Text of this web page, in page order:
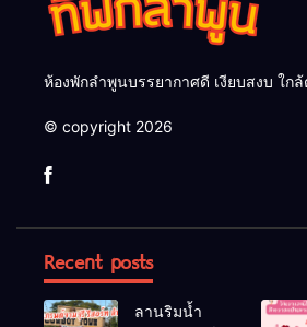
ห้องพักลำพูนบรรยากาศดี เงียบสงบ ใกล้
© copyright 2026
Recent posts
ลานริมน้ำ